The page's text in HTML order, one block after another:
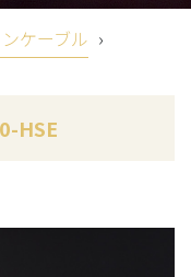
ケーブル ›
HSE